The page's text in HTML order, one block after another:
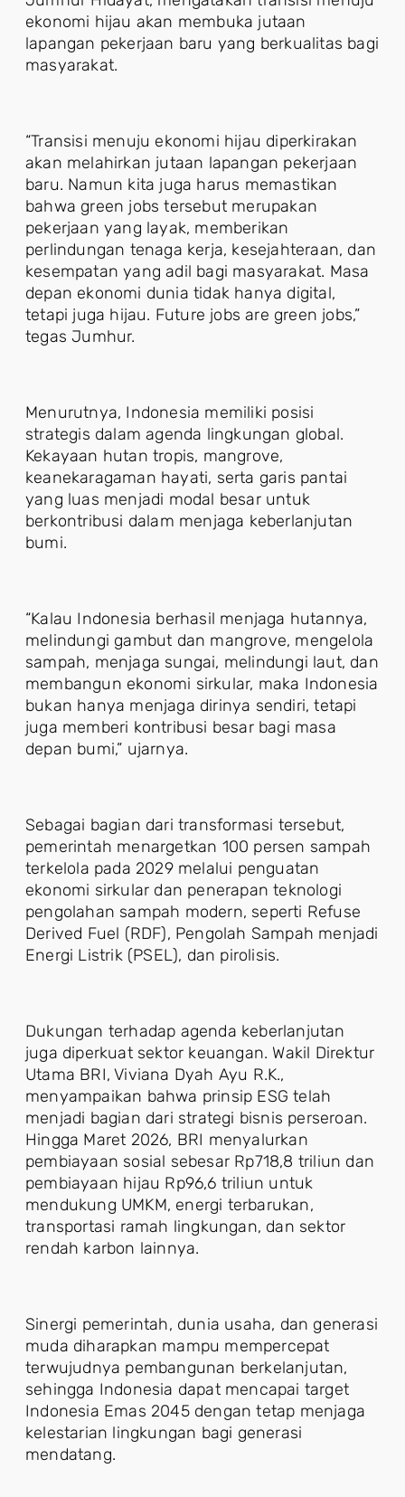
ekonomi hijau akan membuka jutaan
lapangan pekerjaan baru yang berkualitas bagi
masyarakat.
“Transisi menuju ekonomi hijau diperkirakan
akan melahirkan jutaan lapangan pekerjaan
baru. Namun kita juga harus memastikan
bahwa green jobs tersebut merupakan
pekerjaan yang layak, memberikan
perlindungan tenaga kerja, kesejahteraan, dan
kesempatan yang adil bagi masyarakat. Masa
depan ekonomi dunia tidak hanya digital,
tetapi juga hijau. Future jobs are green jobs,”
tegas Jumhur.
Menurutnya, Indonesia memiliki posisi
strategis dalam agenda lingkungan global.
Kekayaan hutan tropis, mangrove,
keanekaragaman hayati, serta garis pantai
yang luas menjadi modal besar untuk
berkontribusi dalam menjaga keberlanjutan
bumi.
“Kalau Indonesia berhasil menjaga hutannya,
melindungi gambut dan mangrove, mengelola
sampah, menjaga sungai, melindungi laut, dan
membangun ekonomi sirkular, maka Indonesia
bukan hanya menjaga dirinya sendiri, tetapi
juga memberi kontribusi besar bagi masa
depan bumi,” ujarnya.
Sebagai bagian dari transformasi tersebut,
pemerintah menargetkan 100 persen sampah
terkelola pada 2029 melalui penguatan
ekonomi sirkular dan penerapan teknologi
pengolahan sampah modern, seperti Refuse
Derived Fuel (RDF), Pengolah Sampah menjadi
Energi Listrik (PSEL), dan pirolisis.
Dukungan terhadap agenda keberlanjutan
juga diperkuat sektor keuangan. Wakil Direktur
Utama BRI, Viviana Dyah Ayu R.K.,
menyampaikan bahwa prinsip ESG telah
menjadi bagian dari strategi bisnis perseroan.
Hingga Maret 2026, BRI menyalurkan
pembiayaan sosial sebesar Rp718,8 triliun dan
pembiayaan hijau Rp96,6 triliun untuk
mendukung UMKM, energi terbarukan,
transportasi ramah lingkungan, dan sektor
rendah karbon lainnya.
Sinergi pemerintah, dunia usaha, dan generasi
muda diharapkan mampu mempercepat
terwujudnya pembangunan berkelanjutan,
sehingga Indonesia dapat mencapai target
Indonesia Emas 2045 dengan tetap menjaga
kelestarian lingkungan bagi generasi
mendatang.